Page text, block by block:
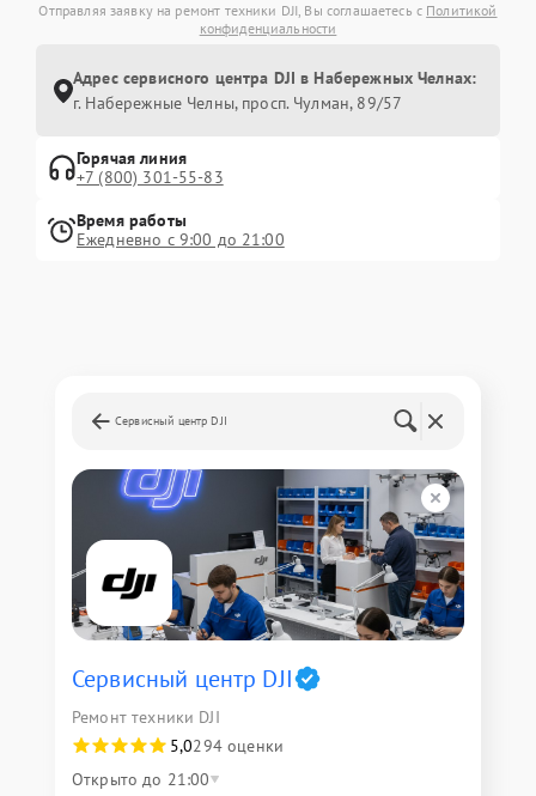
Отправляя заявку на ремонт техники DJI, Вы соглашаетесь с Политикой
конфиденциальности
Адрес сервисного центра DJI в Набережных Челнах:
г. Набережные Челны, просп. Чулман, 89/57
Горячая линия
+7 (800) 301-55-83
Время работы
Ежедневно с 9:00 до 21:00
Сервисный центр DJI
Сервисный центр DJI
Ремонт техники DJI
5,0294 оценки
Открыто до 21:00